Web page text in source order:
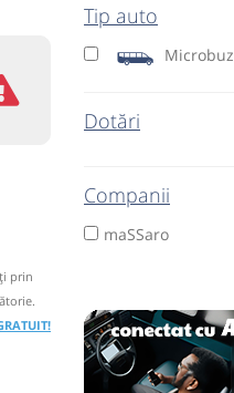
Tip auto
Microbuz
Dotări
Companii
maSSaro
prin